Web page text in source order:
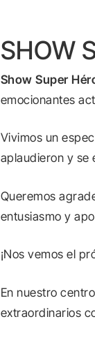
SHOW
Show Super
emocionantes
Vivimos un
aplaudieron y se
Queremos
entusiasmo y
¡Nos vemos el
En nuestro
extraordinarios